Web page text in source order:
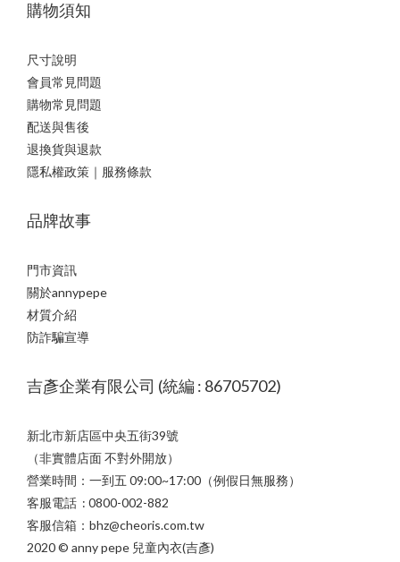
購物須知
尺寸說明
會員常見問題
購物常見問題
配送與售後
退換貨與退款
隱私權政策｜服務條款
品牌故事
門市資訊
關於annypepe
材質介紹
防詐騙宣導
吉彥企業有限公司 (統編 : 86705702)
新北市新店區中央五街39號
（非實體店面 不對外開放）
營業時間：一到五 09:00~17:00（例假日無服務）
客服電話 : 0800-002-882
客服信箱：bhz@cheoris.com.tw
2020 © anny pepe 兒童內衣(吉彥)